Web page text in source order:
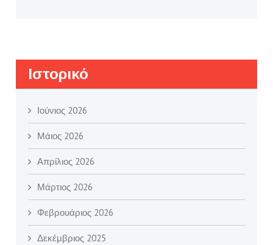
Ιστορικό
Ιούνιος 2026
Μάιος 2026
Απρίλιος 2026
Μάρτιος 2026
Φεβρουάριος 2026
Δεκέμβριος 2025